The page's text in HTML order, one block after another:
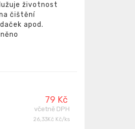
životnost
čištění
apod.
79 Kč
včetně DPH
26,33Kč Kč/ks